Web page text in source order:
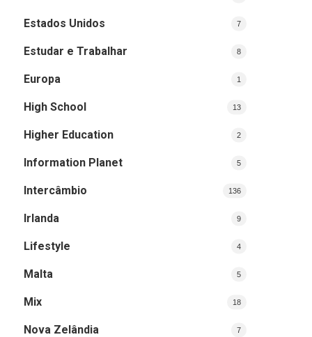
Estados Unidos 7
Estudar e Trabalhar 8
Europa 1
High School 13
Higher Education 2
Information Planet 5
Intercâmbio 136
Irlanda 9
Lifestyle 4
Malta 5
Mix 18
Nova Zelândia 7